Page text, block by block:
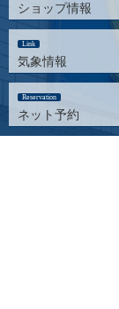
ショップ情報
Link
気象情報
Reservation
ネット予約